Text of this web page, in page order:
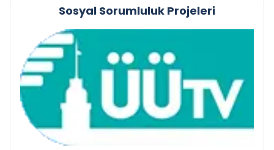
Sosyal Sorumluluk Projeleri